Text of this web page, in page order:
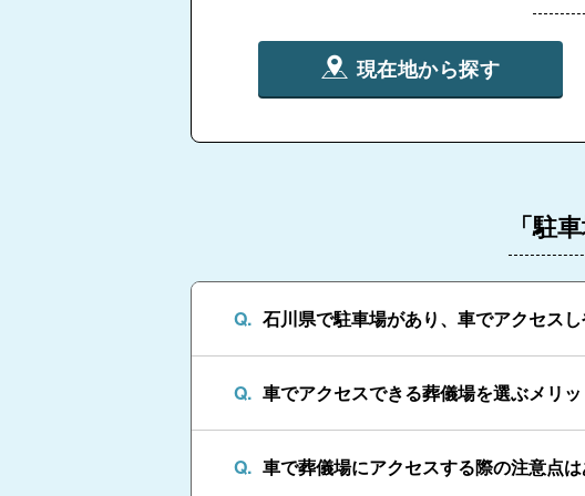
現在地から探す
「駐
石川県で駐車場があり、車でアクセス
車でアクセスできる葬儀場を選ぶメリ
車で葬儀場にアクセスする際の注意点